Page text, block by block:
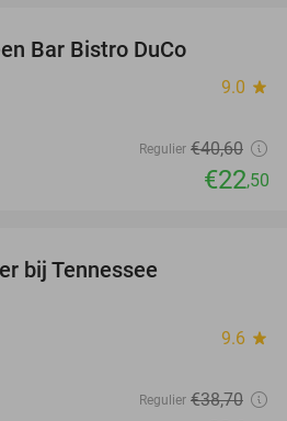
Bar Bistro DuCo
9.0 star
Regulier €40,60
€22,50
bij Tennessee
9.6 star
Regulier €38,70